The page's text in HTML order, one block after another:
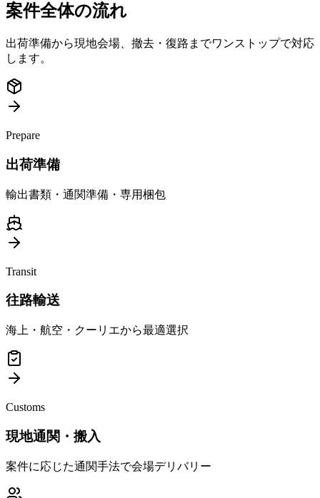
案件全体の流れ
出荷準備から現地会場、撤去・復路までワンストップで対応
します。
Prepare
出荷準備
輸出書類・通関準備・専用梱包
Transit
往路輸送
海上・航空・クーリエから最適選択
Customs
現地通関・搬入
案件に応じた通関手法で会場デリバリー